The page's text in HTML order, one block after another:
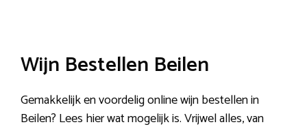
Wijn Bestellen Beilen
Gemakkelijk en voordelig online wijn bestellen in
Beilen? Lees hier wat mogelijk is. Vrijwel alles, van